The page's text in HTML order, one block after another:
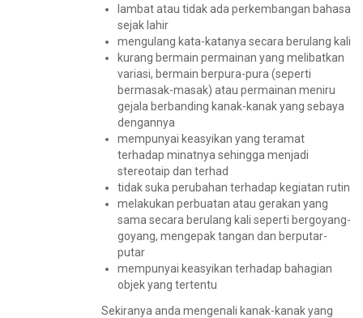
lambat atau tidak ada perkembangan bahasa
sejak lahir
mengulang kata-katanya secara berulang kali
kurang bermain permainan yang melibatkan
variasi, bermain berpura-pura (seperti
bermasak-masak) atau permainan meniru
gejala berbanding kanak-kanak yang sebaya
dengannya
mempunyai keasyikan yang teramat
terhadap minatnya sehingga menjadi
stereotaip dan terhad
tidak suka perubahan terhadap kegiatan rutin
melakukan perbuatan atau gerakan yang
sama secara berulang kali seperti bergoyang-
goyang, mengepak tangan dan berputar-
putar
mempunyai keasyikan terhadap bahagian
objek yang tertentu
Sekiranya anda mengenali kanak-kanak yang